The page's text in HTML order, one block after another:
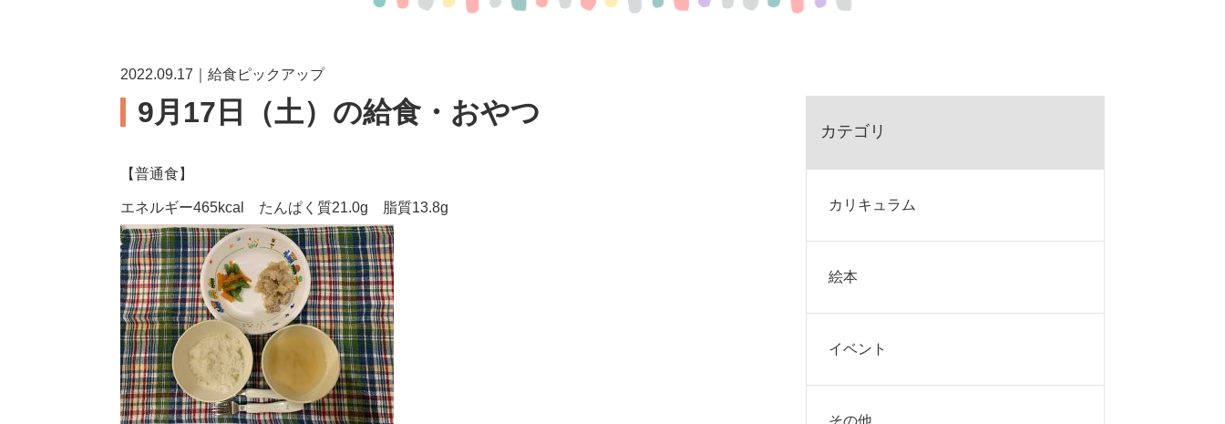
2022.09.17｜給食ピックアップ
9月17日（土）の給食・おやつ
【普通食】
エネルギー465kcal たんぱく質21.0g 脂質13.8g
カテゴリ
カリキュラム
絵本
イベント
その他